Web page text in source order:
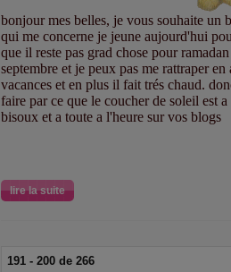
bonjour mes belles, je vous souhaite un
qui me concerne je jeune aujourd'hui
que il reste pas grad chose pour
septembre et je peux pas me rattraper
vacances et en plus il fait trés chaud.
faire par ce que le coucher de soleil est
bisoux et a toute a l'heure sur vos blogs
lire la suite
191 - 200 de 266